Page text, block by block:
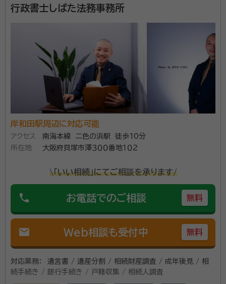
行政書士しばた法務事務所
岸和田駅周辺に対応可能
アクセス
南海本線 二色の浜駅 徒歩10分
所在地
大阪府貝塚市澤３００番地１０２
\「いい相続」にてご相談を承ります/
phone お電話でのご相談 無料
mail Web相談も受付中 無料
対応業務：
遺言書 / 遺産分割 / 相続財産調査 / 成年後見 / 相
続手続き / 銀行手続き / 戸籍収集 / 相続人調査